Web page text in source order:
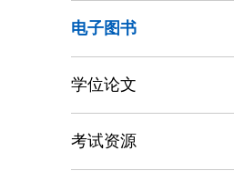
电子图书
学位论文
考试资源